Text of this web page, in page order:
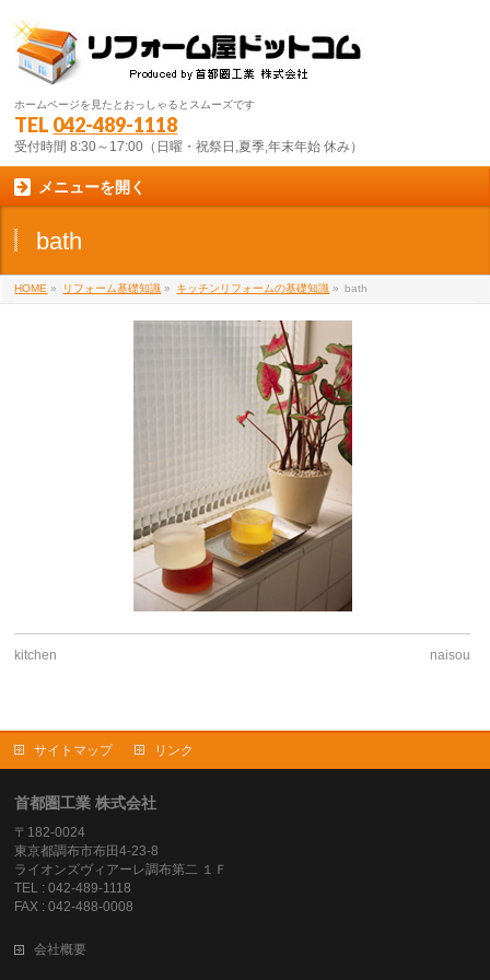
ホームページを見たとおっしゃるとスムーズです
TEL 042-489-1118
受付時間 8:30～17:00（日曜・祝祭日,夏季,年末年始 休み）
メニューを開く
bath
HOME » リフォーム基礎知識 » キッチンリフォームの基礎知識 » bath
kitchen naisou
サイトマップ リンク
首都圏工業 株式会社
〒182-0024
東京都調布市布田4-23-8
ライオンズヴィアーレ調布第二 １Ｆ
TEL : 042-489-1118
FAX : 042-488-0008
会社概要